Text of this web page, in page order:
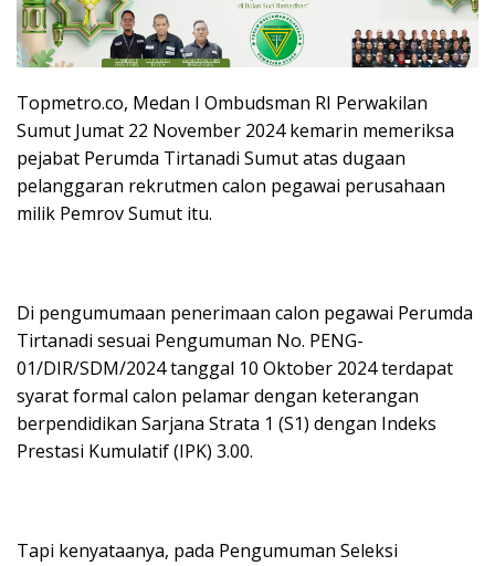
Topmetro.co, Medan I Ombudsman RI Perwakilan
Sumut Jumat 22 November 2024 kemarin memeriksa
pejabat Perumda Tirtanadi Sumut atas dugaan
pelanggaran rekrutmen calon pegawai perusahaan
milik Pemrov Sumut itu.
Di pengumumaan penerimaan calon pegawai Perumda
Tirtanadi sesuai Pengumuman No. PENG-
01/DIR/SDM/2024 tanggal 10 Oktober 2024 terdapat
syarat formal calon pelamar dengan keterangan
berpendidikan Sarjana Strata 1 (S1) dengan Indeks
Prestasi Kumulatif (IPK) 3.00.
Tapi kenyataanya, pada Pengumuman Seleksi